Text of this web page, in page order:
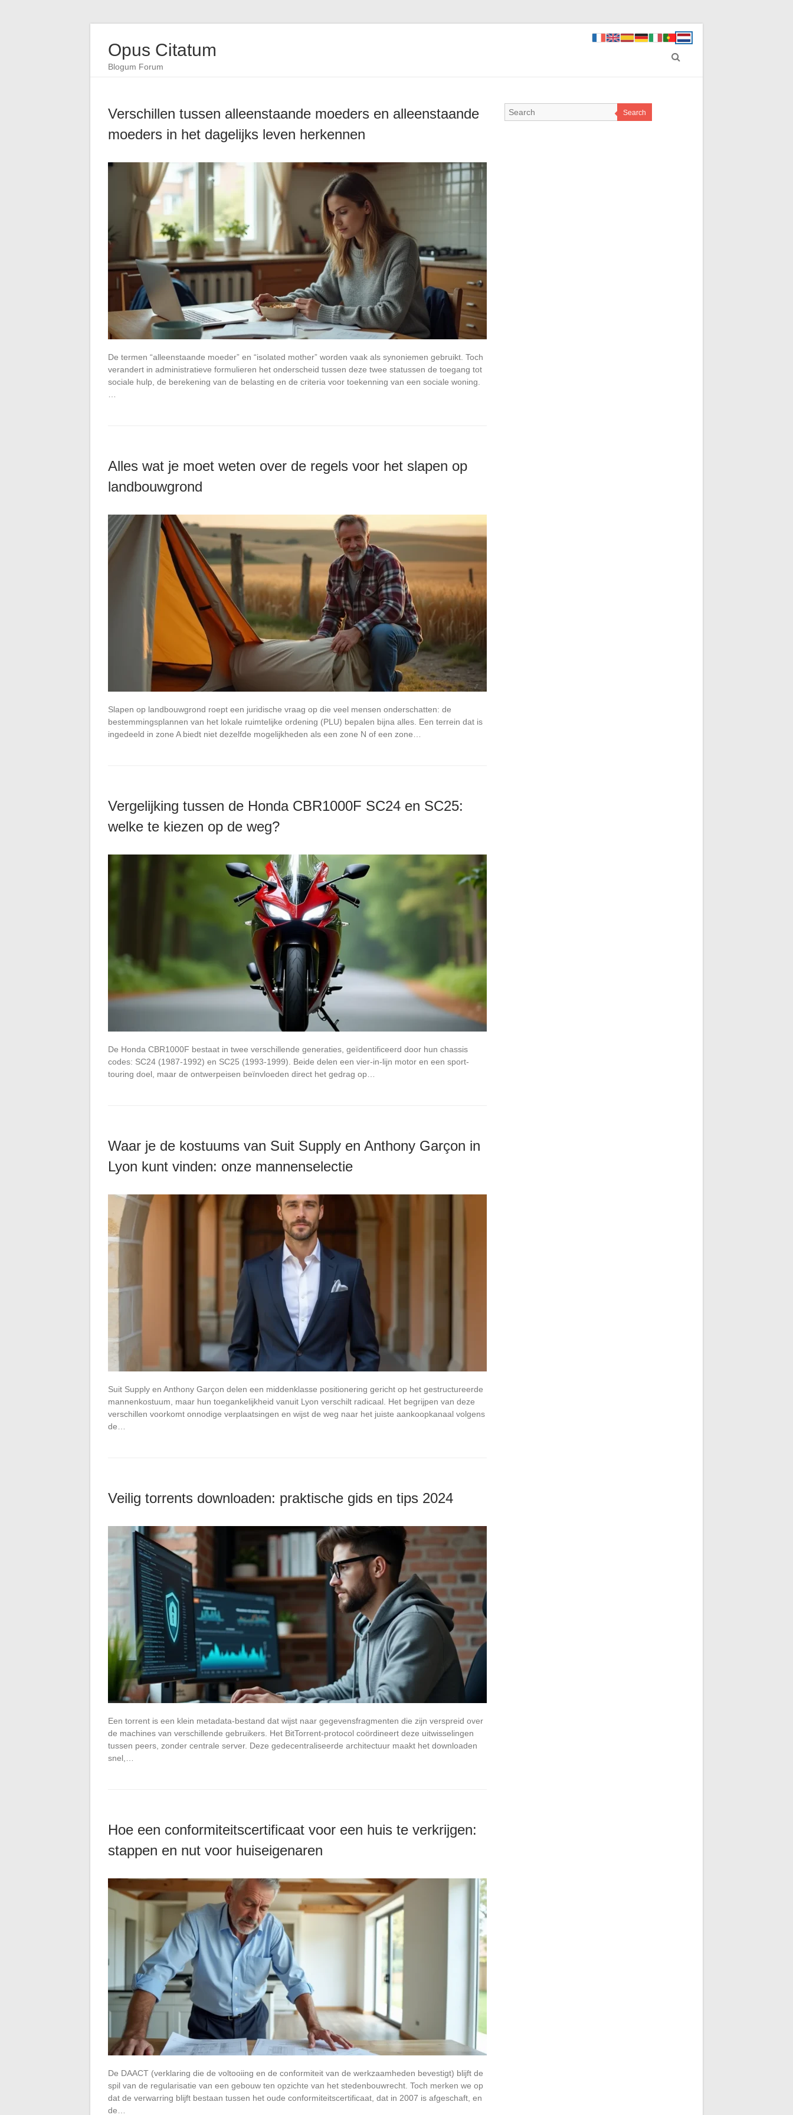
Opus Citatum
Blogum Forum
Verschillen tussen alleenstaande moeders en alleenstaande
moeders in het dagelijks leven herkennen
De termen “alleenstaande moeder” en “isolated mother” worden vaak als synoniemen gebruikt. Toch
verandert in administratieve formulieren het onderscheid tussen deze twee statussen de toegang tot
sociale hulp, de berekening van de belasting en de criteria voor toekenning van een sociale woning.
Alles wat je moet weten over de regels voor het slapen op
landbouwgrond
Slapen op landbouwgrond roept een juridische vraag op die veel mensen onderschatten: de
bestemmingsplannen van het lokale ruimtelijke ordening (PLU) bepalen bijna alles. Een terrein dat is
ingedeeld in zone A biedt niet dezelfde mogelijkheden als een zone N of een zone…
Vergelijking tussen de Honda CBR1000F SC24 en SC25:
welke te kiezen op de weg?
De Honda CBR1000F bestaat in twee verschillende generaties, geïdentificeerd door hun chassis
codes: SC24 (1987-1992) en SC25 (1993-1999). Beide delen een vier-in-lijn motor en een sport-
touring doel, maar de ontwerpeisen beïnvloeden direct het gedrag op…
Waar je de kostuums van Suit Supply en Anthony Garçon in
Lyon kunt vinden: onze mannenselectie
Suit Supply en Anthony Garçon delen een middenklasse positionering gericht op het gestructureerde
mannenkostuum, maar hun toegankelijkheid vanuit Lyon verschilt radicaal. Het begrijpen van deze
verschillen voorkomt onnodige verplaatsingen en wijst de weg naar het juiste aankoopkanaal volgens
de…
Veilig torrents downloaden: praktische gids en tips 2024
Een torrent is een klein metadata-bestand dat wijst naar gegevensfragmenten die zijn verspreid over
de machines van verschillende gebruikers. Het BitTorrent-protocol coördineert deze uitwisselingen
tussen peers, zonder centrale server. Deze gedecentraliseerde architectuur maakt het downloaden
snel,…
Hoe een conformiteitscertificaat voor een huis te verkrijgen:
stappen en nut voor huiseigenaren
De DAACT (verklaring die de voltooiing en de conformiteit van de werkzaamheden bevestigt) blijft de
spil van de regularisatie van een gebouw ten opzichte van het stedenbouwrecht. Toch merken we op
dat de verwarring blijft bestaan tussen het oude conformiteitscertificaat, dat in 2007 is afgeschaft, en
de…
Search